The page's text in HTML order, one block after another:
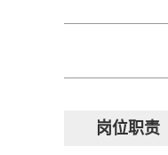
岗位职责